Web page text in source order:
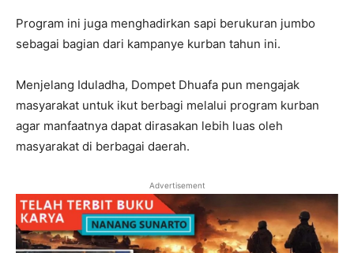
Program ini juga menghadirkan sapi berukuran jumbo
sebagai bagian dari kampanye kurban tahun ini.
Menjelang Iduladha, Dompet Dhuafa pun mengajak
masyarakat untuk ikut berbagi melalui program kurban
agar manfaatnya dapat dirasakan lebih luas oleh
masyarakat di berbagai daerah.
Advertisement